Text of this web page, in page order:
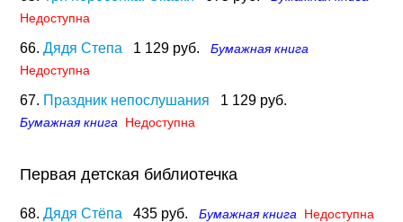
Недоступна
66. Дядя Степа 1 129 руб.
Бумажная книга
Недоступна
67. Праздник непослушания 1 129 руб.
Бумажная книга Недоступна
Первая детская библиотечка
68. Дядя Стёпа 435 руб. Бумажная книга Недоступна